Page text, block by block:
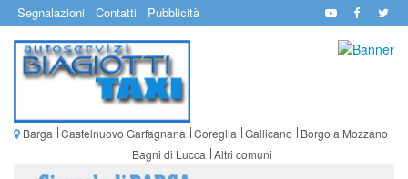
Segnalazioni Contatti Pubblicità
Barga Castelnuovo Garfagnana Coreglia Gallicano
Borgo a Mozzano
Bagni di Lucca Altri comuni